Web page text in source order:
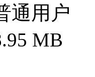
通用户
MB